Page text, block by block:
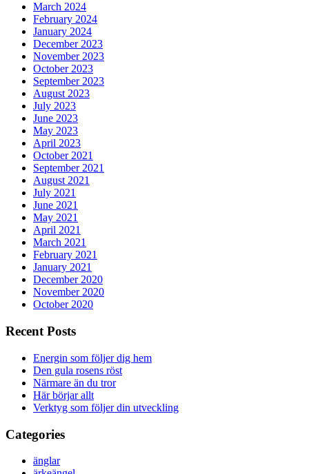
March 2024
February 2024
January 2024
December 2023
November 2023
October 2023
September 2023
August 2023
July 2023
June 2023
May 2023
April 2023
October 2021
September 2021
August 2021
July 2021
June 2021
May 2021
April 2021
March 2021
February 2021
January 2021
December 2020
November 2020
October 2020
Recent Posts
Energin som följer dig hem
Den gula rosens röst
Närmare än du tror
Här börjar allt
Verktyg som följer din utveckling
Categories
änglar